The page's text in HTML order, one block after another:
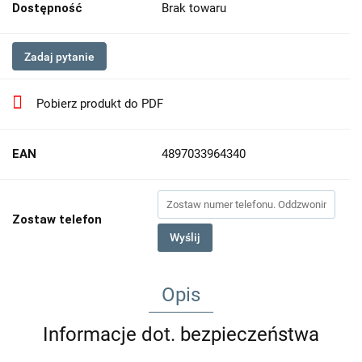
Dostępność Brak towaru
Zadaj pytanie
Pobierz produkt do PDF
EAN 4897033964340
Zostaw telefon
Wyślij
Opis
Informacje dot. bezpieczeństwa